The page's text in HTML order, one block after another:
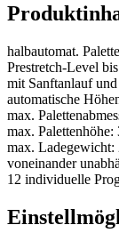
halbautomat.
Prestretch-Level
mit Sanftanlauf
automatische
max.
max. Palettenhöhe:
max. Ladegewicht:
voneinander
12 individuelle